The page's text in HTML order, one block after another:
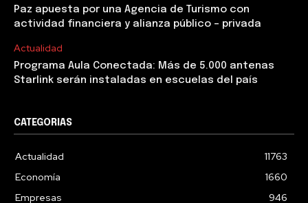
Paz apuesta por una Agencia de Turismo con
actividad financiera y alianza público – privada
Actualidad
Programa Aula Conectada: Más de 5.000 antenas
Starlink serán instaladas en escuelas del país
CATEGORIAS
Actualidad
11763
Economía
1660
Empresas
946